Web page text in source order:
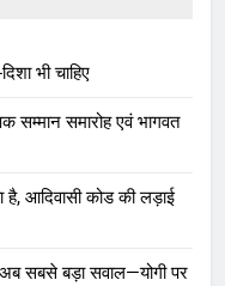
भी चाहिए
सम्मान समारोह एवं भागवत
है, आदिवासी कोड की लड़ाई
अब सबसे बड़ा सवाल—योगी पर